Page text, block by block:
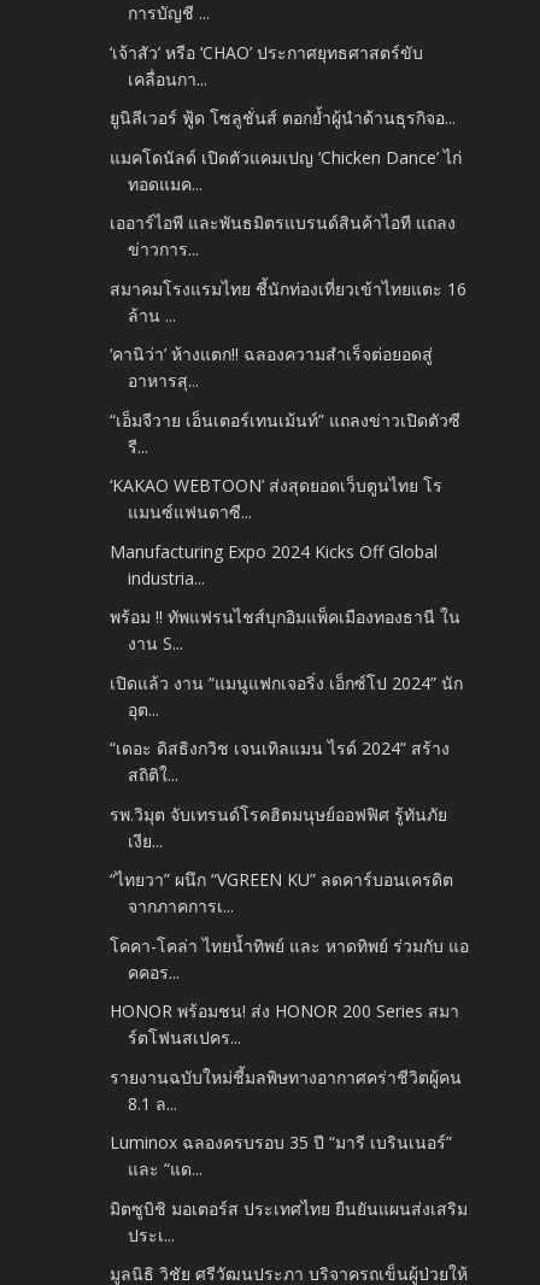
การบัญชี ...
‘เจ้าสัว’ หรือ ‘CHAO’ ประกาศยุทธศาสตร์ขับ
เคลื่อนกา...
ยูนิลีเวอร์ ฟู้ด โซลูชั่นส์ ตอกย้ำผู้นำด้านธุรกิจอ...
แมคโดนัลด์ เปิดตัวแคมเปญ ‘Chicken Dance’ ไก่
ทอดแมค...
เออาร์ไอพี และพันธมิตรแบรนด์สินค้าไอที แถลง
ข่าวการ...
สมาคมโรงแรมไทย ชี้นักท่องเที่ยวเข้าไทยแตะ 16
ล้าน ...
‘คานิว่า’ ห้างแตก!! ฉลองความสำเร็จต่อยอดสู่
อาหารสุ...
“เอ็มจีวาย เอ็นเตอร์เทนเม้นท์” แถลงข่าวเปิดตัวซี
รี...
‘KAKAO WEBTOON’ ส่งสุดยอดเว็บตูนไทย โร
แมนซ์แฟนตาซี...
Manufacturing Expo 2024 Kicks Off Global
industria...
พร้อม !! ทัพแฟรนไชส์บุกอิมแพ็คเมืองทองธานี ใน
งาน S...
เปิดแล้ว งาน “แมนูแฟกเจอริ่ง เอ็กซ์โป 2024” นัก
อุต...
“เดอะ ดิสธิงกวิช เจนเทิลแมน ไรด์ 2024” สร้าง
สถิติใ...
รพ.วิมุต จับเทรนด์โรคฮิตมนุษย์ออฟฟิศ รู้ทันภัย
เงีย...
“ไทยวา” ผนึก “VGREEN KU” ลดคาร์บอนเครดิต
จากภาคการเ...
โคคา-โคล่า ไทยน้ำทิพย์ และ หาดทิพย์ ร่วมกับ แอ
คคอร...
HONOR พร้อมชน! ส่ง HONOR 200 Series สมา
ร์ตโฟนสเปคร...
รายงานฉบับใหม่ชี้มลพิษทางอากาศคร่าชีวิตผู้คน
8.1 ล...
Luminox ฉลองครบรอบ 35 ปี “มารี เบรินเนอร์”
และ “แด...
มิตซูบิชิ มอเตอร์ส ประเทศไทย ยืนยันแผนส่งเสริม
ประเ...
มูลนิธิ วิชัย ศรีวัฒนประภา บริจาครถเข็นผู้ป่วยให้